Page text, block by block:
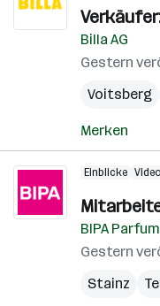
Billa AG
Gestern
Voitsberg
Merken
Einblicke
BIPA
Gestern
Stainz